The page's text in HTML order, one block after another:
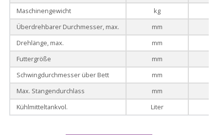
Maschinengewicht
kg
Überdrehbarer Durchmesser, max.
mm
Drehlänge, max.
mm
Futtergröße
mm
Schwingdurchmesser über Bett
mm
Max. Stangendurchlass
mm
Kühlmitteltankvol.
Liter